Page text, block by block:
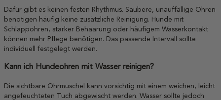
Dafür gibt es keinen festen Rhythmus. Saubere, unauffällige Ohren
benötigen häufig keine zusätzliche Reinigung. Hunde mit
Schlappohren, starker Behaarung oder häufigem Wasserkontakt
können mehr Pflege benötigen. Das passende Intervall sollte
individuell festgelegt werden.
Kann ich Hundeohren mit Wasser reinigen?
Die sichtbare Ohrmuschel kann vorsichtig mit einem weichen, leicht
angefeuchteten Tuch abgewischt werden. Wasser sollte jedoch